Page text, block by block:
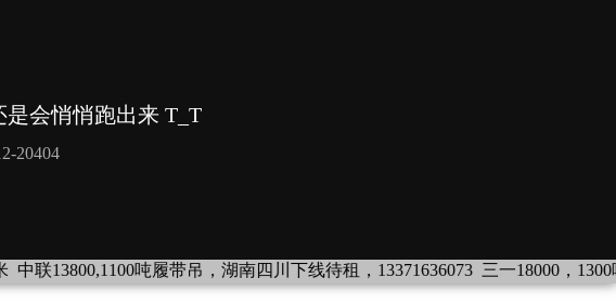
中联13800,1100吨履带吊，湖南四川下线待租，13371636073 三一18000，1300